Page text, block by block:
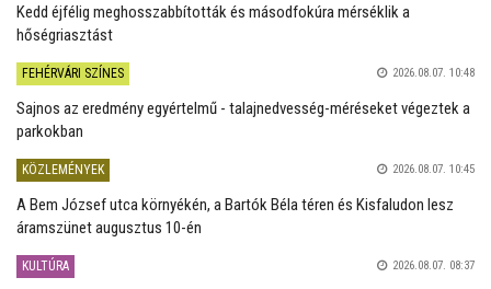
Kedd éjfélig meghosszabbították és másodfokúra mérséklik a
hőségriasztást
FEHÉRVÁRI SZÍNES 2026.08.07. 10:48
Sajnos az eredmény egyértelmű - talajnedvesség-méréseket végeztek a
parkokban
KÖZLEMÉNYEK 2026.08.07. 10:45
A Bem József utca környékén, a Bartók Béla téren és Kisfaludon lesz
áramszünet augusztus 10-én
KULTÚRA 2026.08.07. 08:37